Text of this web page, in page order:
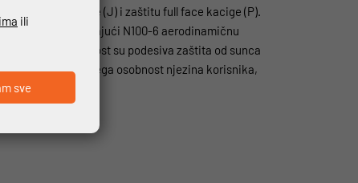
jet kacige (J) i zaštitu full face kacige (P).
bradu otvoren, dajući N100-6 aerodinamičnu
na udobnost su podesiva zaštita od sunca
kacige, a prije svega osobnost njezina korisnika,
N-Com.
ili
sve